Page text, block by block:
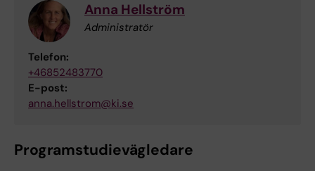
Anna Hellström
Administratör
Telefon:
+46852483770
E-post:
anna.hellstrom@ki.se
Programstudievägledare